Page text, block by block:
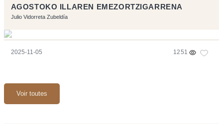
AGOSTOKO ILLAREN EMEZORTZIGARRENA
Julio Vidorreta Zubeldía
2025-11-05 1251
Voir toutes